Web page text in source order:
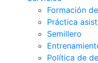
Formación
Práctica
Semillero
Política de